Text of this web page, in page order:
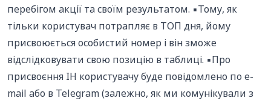
перебігом акції та своїм результатом. ▪️Тому, як
тільки користувач потрапляє в ТОП дня, йому
присвоюється особистий номер і він зможе
відслідковувати свою позицію в таблиці. ▪️Про
присвоєння ІН користувачу буде повідомлено по e-
mail або в Telegram (залежно, як ми комунікували з